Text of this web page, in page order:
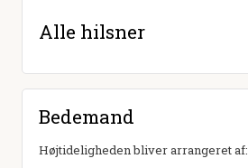
Alle hilsner
Bedemand
Højtideligheden bliver arrangeret af: